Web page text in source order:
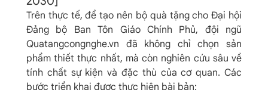
Trên thực tế, để tạo nên bộ quà tặng cho Đại hội
Đảng bộ Ban Tôn Giáo Chính Phủ, đội ngũ
Quatangcongnghe.vn đã không chỉ chọn sản
phẩm thiết thực nhất, mà còn nghiên cứu sâu về
tính chất sự kiện và đặc thù của cơ quan. Các
bước triển khai được thực hiện bài bản: